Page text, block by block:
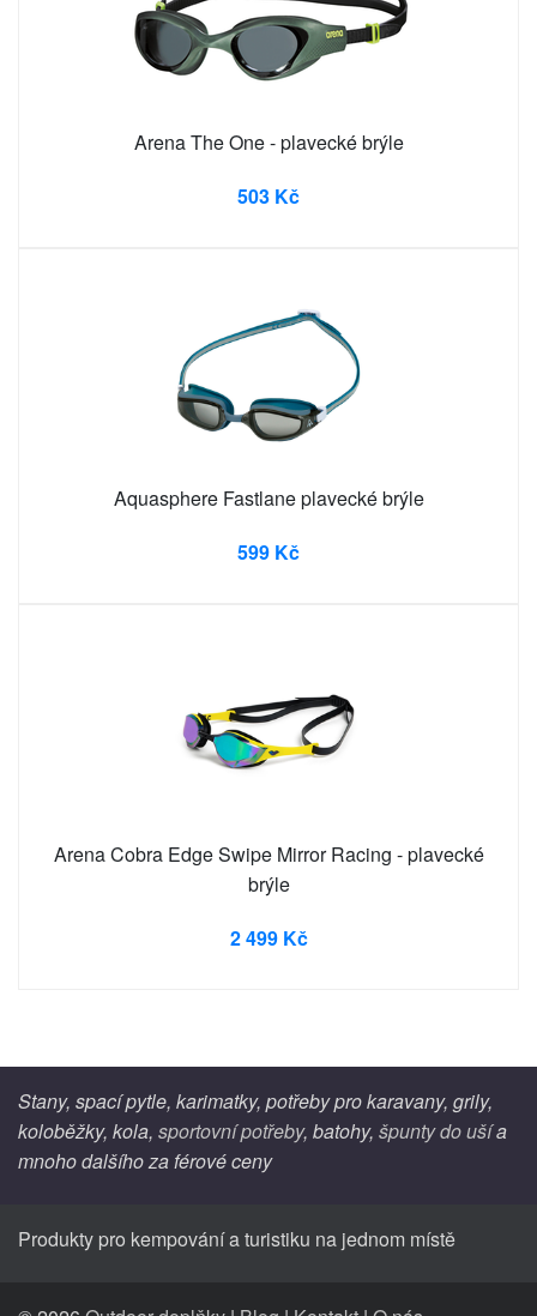
Arena The One - plavecké brýle
503 Kč
Aquasphere Fastlane plavecké brýle
599 Kč
Arena Cobra Edge Swipe Mirror Racing - plavecké
brýle
2 499 Kč
Stany, spací pytle, karimatky, potřeby pro karavany, grily,
koloběžky, kola, sportovní potřeby, batohy, špunty do ušía
mnoho dalšího za férové ceny
Produkty pro kempování a turistiku na jednom místě